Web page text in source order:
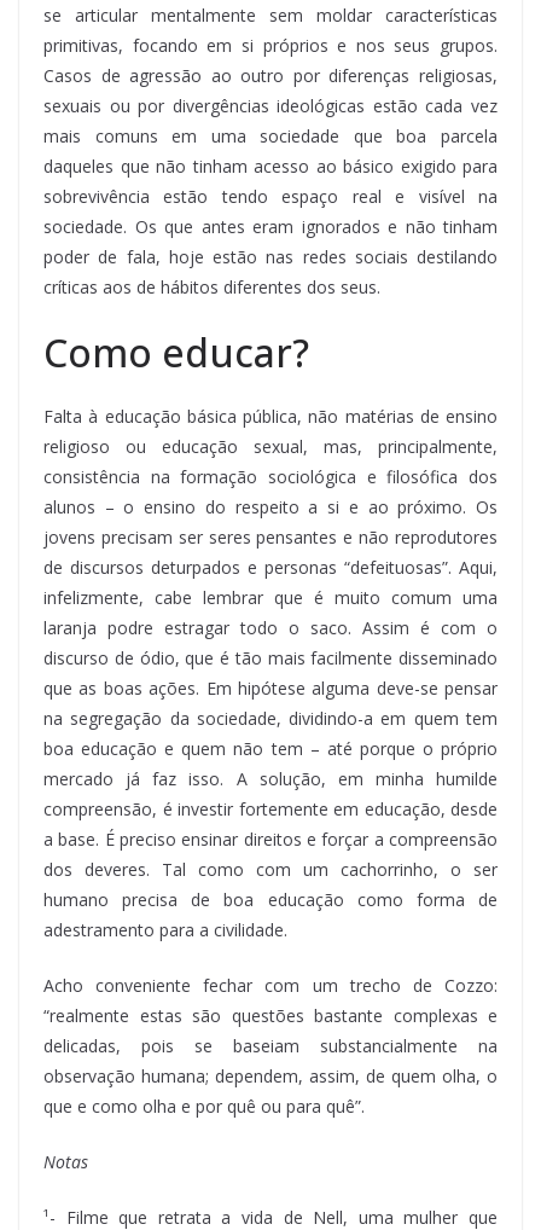
se articular mentalmente sem moldar características
primitivas, focando em si próprios e nos seus grupos.
Casos de agressão ao outro por diferenças religiosas,
sexuais ou por divergências ideológicas estão cada vez
mais comuns em uma sociedade que boa parcela
daqueles que não tinham acesso ao básico exigido para
sobrevivência estão tendo espaço real e visível na
sociedade. Os que antes eram ignorados e não tinham
poder de fala, hoje estão nas redes sociais destilando
críticas aos de hábitos diferentes dos seus.
Como educar?
Falta à educação básica pública, não matérias de ensino
religioso ou educação sexual, mas, principalmente,
consistência na formação sociológica e filosófica dos
alunos – o ensino do respeito a si e ao próximo. Os
jovens precisam ser seres pensantes e não reprodutores
de discursos deturpados e personas “defeituosas”. Aqui,
infelizmente, cabe lembrar que é muito comum uma
laranja podre estragar todo o saco. Assim é com o
discurso de ódio, que é tão mais facilmente disseminado
que as boas ações. Em hipótese alguma deve-se pensar
na segregação da sociedade, dividindo-a em quem tem
boa educação e quem não tem – até porque o próprio
mercado já faz isso. A solução, em minha humilde
compreensão, é investir fortemente em educação, desde
a base. É preciso ensinar direitos e forçar a compreensão
dos deveres. Tal como com um cachorrinho, o ser
humano precisa de boa educação como forma de
adestramento para a civilidade.
Acho conveniente fechar com um trecho de Cozzo:
“realmente estas são questões bastante complexas e
delicadas, pois se baseiam substancialmente na
observação humana; dependem, assim, de quem olha, o
que e como olha e por quê ou para quê”.
Notas
¹- Filme que retrata a vida de Nell, uma mulher que